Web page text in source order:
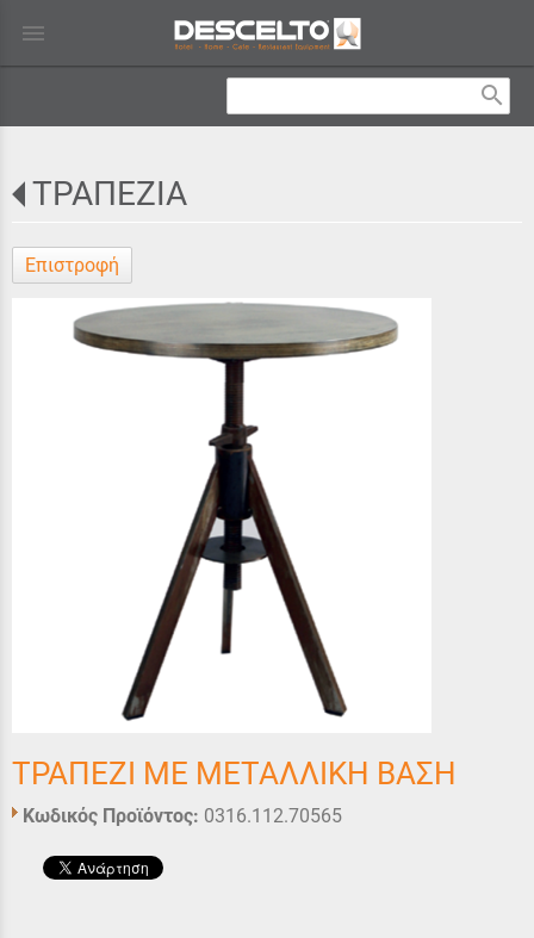
menu
search
ΤΡΑΠΕΖΙΑ
Επιστροφή
ΤΡΑΠΕΖΙ ΜΕ ΜΕΤΑΛΛΙΚΗ ΒΑΣΗ
Κωδικός Προϊόντος: 0316.112.70565